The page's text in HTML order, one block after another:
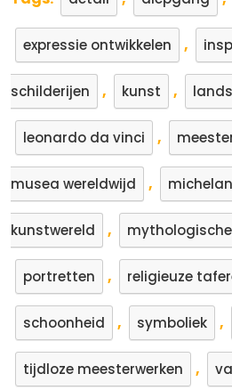
expressie ontwikkelen ,
schilderijen , kunst ,
leonardo da vinci ,
musea wereldwijd ,
kunstwereld ,
portretten , religieuze
schoonheid , symboliek ,
tijdloze meesterwerken ,